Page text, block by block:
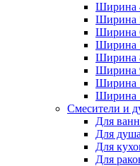
Ширина
Ширина
Ширина
Ширина
Ширина
Ширина
Ширина
Ширина
Смесители и
Для
Для душа
Для
Для